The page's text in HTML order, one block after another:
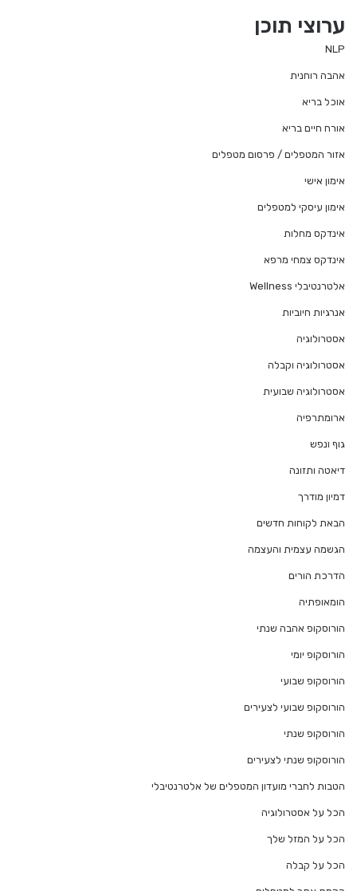
ערוצי תוכן
NLP
אהבה רוחנית
אוכל בריא
אורח חיים בריא
אזור המטפלים / פרסום מטפלים
אימון אישי
אימון עיסקי למטפלים
אינדקס מחלות
אינדקס צמחי מרפא
אלטרנטיבלי Wellness
אנרגיות חיוביות
אסטרולוגיה
אסטרולוגיה וקבלה
אסטרולוגיה שבועית
ארומתרפיה
גוף ונפש
דיאטה ותזונה
דמיון מודרך
הבאת לקוחות חדשים
הגשמה עצמית והעצמה
הדרכת הורים
הומאופתיה
הורוסקופ אהבה שנתי
הורוסקופ יומי
הורוסקופ שבועי
הורוסקופ שבועי לצעירים
הורוסקופ שנתי
הורוסקופ שנתי לצעירים
הטבות לחברי מועדון המטפלים של אלטרנטיבלי
הכל על אסטרולוגיה
הכל על המזל שלך
הכל על קבלה